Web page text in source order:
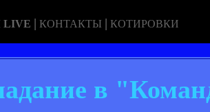
| КОНТАКТЫ | КОТИРОВКИ
в